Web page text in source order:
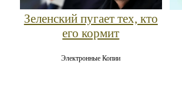
Зеленский пугает тех, кто
его кормит
Электронные Копии